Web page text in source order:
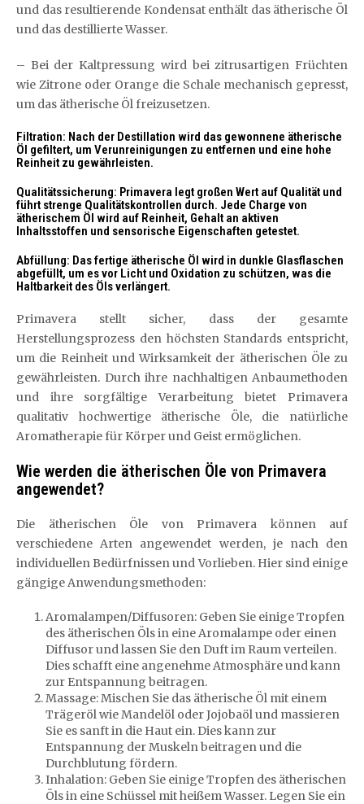
und das resultierende Kondensat enthält das ätherische Öl
und das destillierte Wasser.
– Bei der Kaltpressung wird bei zitrusartigen Früchten
wie Zitrone oder Orange die Schale mechanisch gepresst,
um das ätherische Öl freizusetzen.
Filtration: Nach der Destillation wird das gewonnene ätherische
Öl gefiltert, um Verunreinigungen zu entfernen und eine hohe
Reinheit zu gewährleisten.
Qualitätssicherung: Primavera legt großen Wert auf Qualität und
führt strenge Qualitätskontrollen durch. Jede Charge von
ätherischem Öl wird auf Reinheit, Gehalt an aktiven
Inhaltsstoffen und sensorische Eigenschaften getestet.
Abfüllung: Das fertige ätherische Öl wird in dunkle Glasflaschen
abgefüllt, um es vor Licht und Oxidation zu schützen, was die
Haltbarkeit des Öls verlängert.
Primavera stellt sicher, dass der gesamte
Herstellungsprozess den höchsten Standards entspricht,
um die Reinheit und Wirksamkeit der ätherischen Öle zu
gewährleisten. Durch ihre nachhaltigen Anbaumethoden
und ihre sorgfältige Verarbeitung bietet Primavera
qualitativ hochwertige ätherische Öle, die natürliche
Aromatherapie für Körper und Geist ermöglichen.
Wie werden die ätherischen Öle von Primavera
angewendet?
Die ätherischen Öle von Primavera können auf
verschiedene Arten angewendet werden, je nach den
individuellen Bedürfnissen und Vorlieben. Hier sind einige
gängige Anwendungsmethoden:
Aromalampen/Diffusoren: Geben Sie einige Tropfen
des ätherischen Öls in eine Aromalampe oder einen
Diffusor und lassen Sie den Duft im Raum verteilen.
Dies schafft eine angenehme Atmosphäre und kann
zur Entspannung beitragen.
Massage: Mischen Sie das ätherische Öl mit einem
Trägeröl wie Mandelöl oder Jojobaöl und massieren
Sie es sanft in die Haut ein. Dies kann zur
Entspannung der Muskeln beitragen und die
Durchblutung fördern.
Inhalation: Geben Sie einige Tropfen des ätherischen
Öls in eine Schüssel mit heißem Wasser. Legen Sie ein